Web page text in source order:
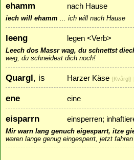
ehamm nach Hause
iech will ehamm ... ich will nach Hause
leeng legen <Verb>
Leech dos Massr wag, du schnettst
weg, du schneidest dich noch!
Quargl, is Harzer Käse {Kvårgl}
ene eine
eisparrn einsperren;
Mir warn lang genuch eigesparrt, itze
waren lange genug eingesperrt, jetzt